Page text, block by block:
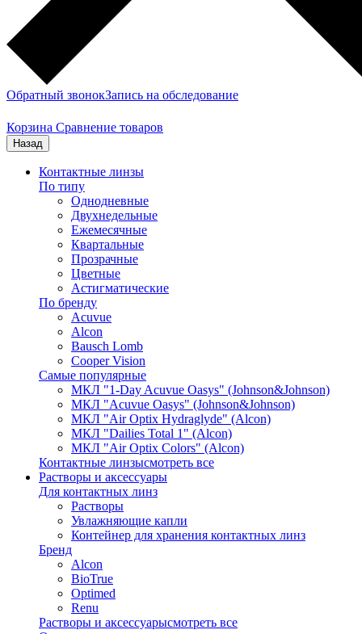
Обратный звонокЗапись на обследование
Корзина Сравнение товаров
Назад
Контактные линзы
По типу
Однодневные
Двухнедельные
Ежемесячные
Квартальные
Прозрачные
Цветные
Астигматические
По бренду
Acuvue
Alcon
Bausch Lomb
Cooper Vision
Самые популярные
МКЛ "1-Day Acuvue Oasys" (Johnson&Johnson)
МКЛ "Acuvue Oasys" (Johnson&Johnson)
МКЛ "Air Optix Hydraglyde" (Alcon)
МКЛ "Dailies Total 1" (Alcon)
МКЛ "Air Optix Colors" (Alcon)
Контактные линзысмотреть все
Растворы и аксессуары
Для контактных линз
Растворы
Увлажняющие капли
Контейнер для хранения контактных линз
Бренд
Alcon
BioTrue
Optimed
Renu
Растворы и аксессуарысмотреть все